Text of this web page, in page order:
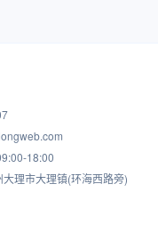
18:00
理市大理镇(环海西路旁)